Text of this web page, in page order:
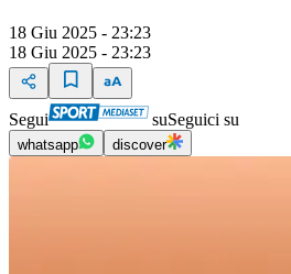
18 Giu 2025 - 23:23
18 Giu 2025 - 23:23
Segui suSeguici su
whatsapp discover